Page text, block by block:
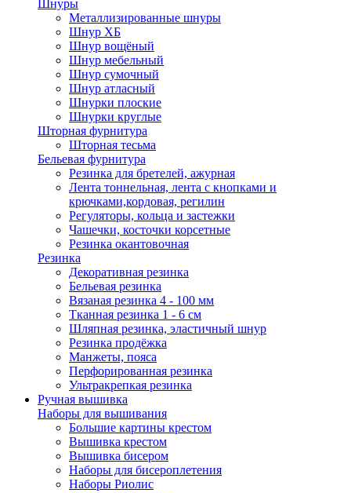
Шнуры
Металлизированные шнуры
Шнур ХБ
Шнур вощёный
Шнур мебельный
Шнур сумочный
Шнур атласный
Шнурки плоские
Шнурки круглые
Шторная фурнитура
Шторная тесьма
Бельевая фурнитура
Резинка для бретелей, ажурная
Лента тоннельная, лента с кнопками и
крючками,кордовая, регилин
Регуляторы, кольца и застежки
Чашечки, косточки корсетные
Резинка окантовочная
Резинка
Декоративная резинка
Бельевая резинка
Вязаная резинка 4 - 100 мм
Тканная резинка 1 - 6 см
Шляпная резинка, эластичный шнур
Резинка продёжка
Манжеты, пояса
Перфорированная резинка
Ультракрепкая резинка
Ручная вышивка
Наборы для вышивания
Большие картины крестом
Вышивка крестом
Вышивка бисером
Наборы для бисероплетения
Наборы Риолис